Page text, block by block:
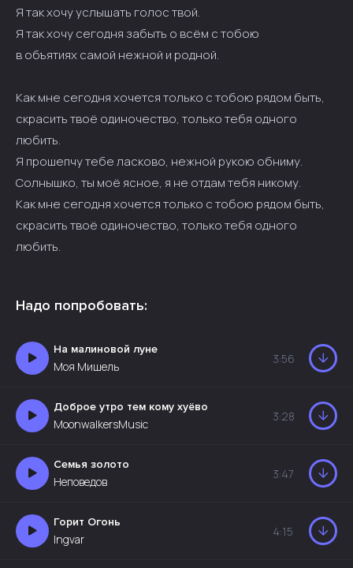
Я так хочу услышать голос твой.
Я так хочу сегодня забыть о всём с тобою
в объятиях самой нежной и родной.
Как мне сегодня хочется только с тобою рядом быть,
скрасить твоё одиночество, только тебя одного
любить.
Я прошепчу тебе ласково, нежной рукою обниму.
Солнышко, ты моё ясное, я не отдам тебя никому.
Как мне сегодня хочется только с тобою рядом быть,
скрасить твоё одиночество, только тебя одного
любить.
Надо попробовать:
На малиновой луне
Моя Мишель
3:56
Доброе утро тем кому хуёво
MoonwalkersMusic
3:28
Семья золото
Неповедов
3:47
Горит Огонь
Ingvar
4:15